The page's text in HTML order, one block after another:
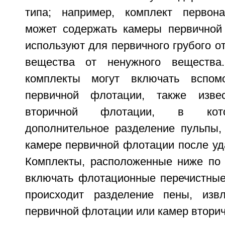
типа; например, комплект
может содержать камеры
используют для первичного грубого
вещества от ненужного
комплекты могут включать
первичной флотации, также
вторичной флотации, в
дополнительное разделение
камере первичной флотации после
Комплекты, расположенные ниже по
включать флотационные
происходит разделение пены,
первичной флотации или камер